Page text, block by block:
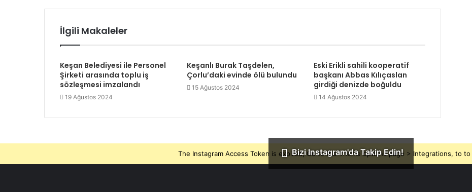
İlgili Makaleler
Keşan Belediyesi ile Personel
Şirketi arasında toplu iş
sözleşmesi imzalandı
19 Ağustos 2024
Keşanlı Burak Taşdelen,
Çorlu’daki evinde ölü bulundu
15 Ağustos 2024
Eski Erikli sahili kooperatif
başkanı Abbas Kılıçaslan
girdiği denizde boğuldu
14 Ağustos 2024
Bizi Instagram'da Takip Edin!
The Instagram Access Token is expired, Go to the Theme options page > Integrations, to